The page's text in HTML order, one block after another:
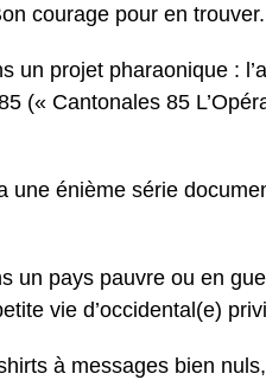
courage pour en trouver.
un projet pharaonique :
(« Cantonales 85
une énième série
un pays pauvre ou en
vie d’occidental(e)
à messages bien